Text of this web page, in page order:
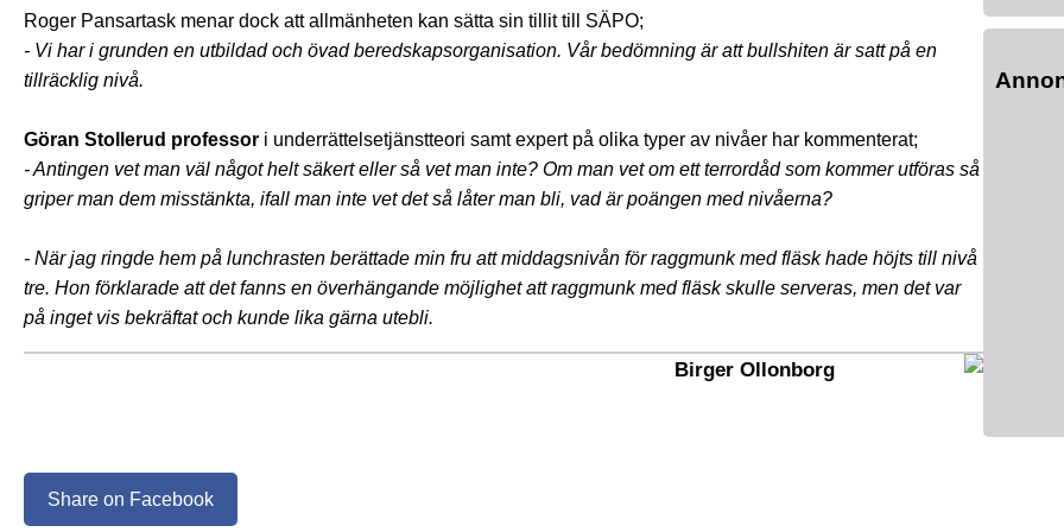
Roger Pansartask menar dock att allmänheten kan sätta sin tillit till SÄPO;
- Vi har i grunden en utbildad och övad beredskapsorganisation. Vår bedömning är att bullshiten är satt på en
tillräcklig nivå.
Göran Stollerud professor i underrättelsetjänstteori samt expert på olika typer av nivåer har kommenterat;
- Antingen vet man väl något helt säkert eller så vet man inte? Om man vet om ett terrordåd som kommer utföras så
griper man dem misstänkta, ifall man inte vet det så låter man bli, vad är poängen med nivåerna?
- När jag ringde hem på lunchrasten berättade min fru att middagsnivån för raggmunk med fläsk hade höjts till nivå
tre. Hon förklarade att det fanns en överhängande möjlighet att raggmunk med fläsk skulle serveras, men det var
på inget vis bekräftat och kunde lika gärna utebli.
Birger Ollonborg
Share on Facebook